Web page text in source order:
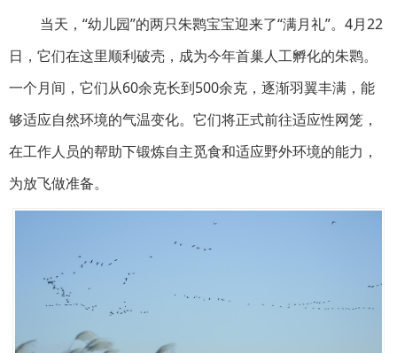
当天，“幼儿园”的两只朱鹮宝宝迎来了“满月礼”。4月22
日，它们在这里顺利破壳，成为今年首巢人工孵化的朱鹮。
一个月间，它们从60余克长到500余克，逐渐羽翼丰满，能
够适应自然环境的气温变化。它们将正式前往适应性网笼，
在工作人员的帮助下锻炼自主觅食和适应野外环境的能力，
为放飞做准备。